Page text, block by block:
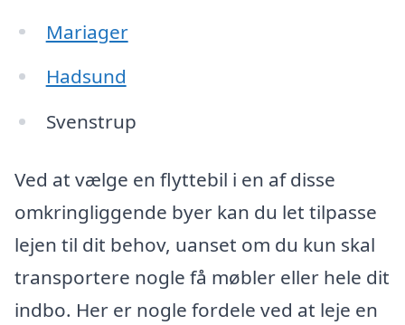
Mariager
Hadsund
Svenstrup
Ved at vælge en flyttebil i en af disse
omkringliggende byer kan du let tilpasse
lejen til dit behov, uanset om du kun skal
transportere nogle få møbler eller hele dit
indbo. Her er nogle fordele ved at leje en